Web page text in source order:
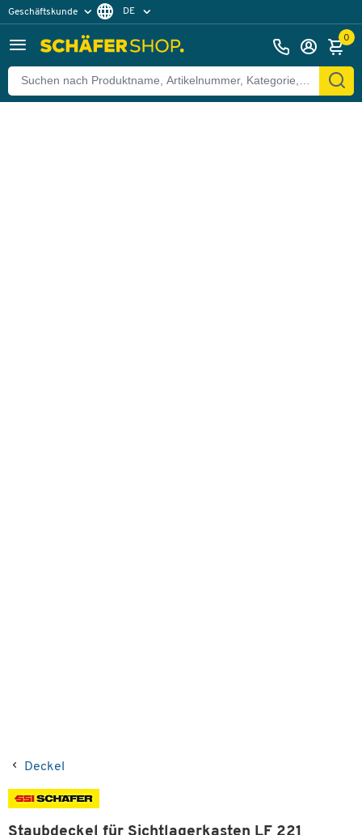
Geschäftskunde DE
0
Deckel
Zurück